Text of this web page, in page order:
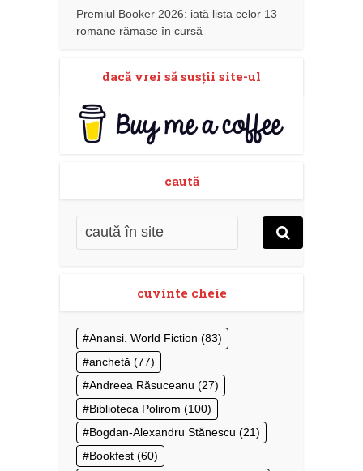
Premiul Booker 2026: iată lista celor 13
romane rămase în cursă
dacă vrei să susţii site-ul
caută
cuvinte cheie
Anansi. World Fiction (83)
anchetă (77)
Andreea Răsuceanu (27)
Biblioteca Polirom (100)
Bogdan-Alexandru Stănescu (21)
Bookfest (60)